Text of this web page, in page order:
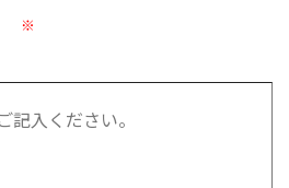
※